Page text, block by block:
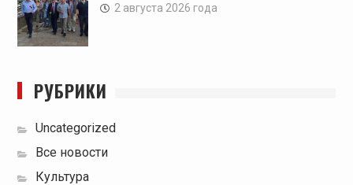
2 августа 2026 года
РУБРИКИ
Uncategorized
Все новости
Культура